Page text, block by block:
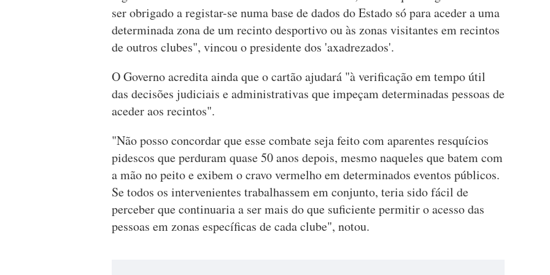
ser obrigado a registar-se numa base de dados do Estado só para aceder a uma
determinada zona de um recinto desportivo ou às zonas visitantes em recintos
de outros clubes", vincou o presidente dos 'axadrezados'.
O Governo acredita ainda que o cartão ajudará "à verificação em tempo útil
das decisões judiciais e administrativas que impeçam determinadas pessoas de
aceder aos recintos".
"Não posso concordar que esse combate seja feito com aparentes resquícios
pidescos que perduram quase 50 anos depois, mesmo naqueles que batem com
a mão no peito e exibem o cravo vermelho em determinados eventos públicos.
Se todos os intervenientes trabalhassem em conjunto, teria sido fácil de
perceber que continuaria a ser mais do que suficiente permitir o acesso das
pessoas em zonas específicas de cada clube", notou.